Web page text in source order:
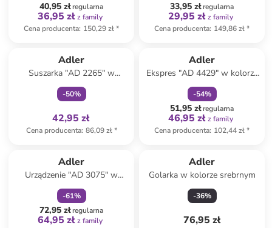
40,95 złregularna
36,95 zł z family
Cena producenta: 150,29 zł*
33,95 złregularna
29,95 zł z family
Cena producenta: 149,86 zł*
Adler
Suszarka "AD 2265" w
kolorze zielonym do włosów
-50%
42,95 zł
Cena producenta: 86,09 zł*
Adler
Ekspres "AD 4429" w kolorze
czarnym do espresso - 520 ml
-54%
51,95 złregularna
46,95 zł z family
Cena producenta: 102,44 zł*
Adler
Urządzenie "AD 3075" w
kolorze białym do donutów
-61%
72,95 złregularna
64,95 zł z family
Adler
Golarka w kolorze srebrnym
-36%
76,95 zł